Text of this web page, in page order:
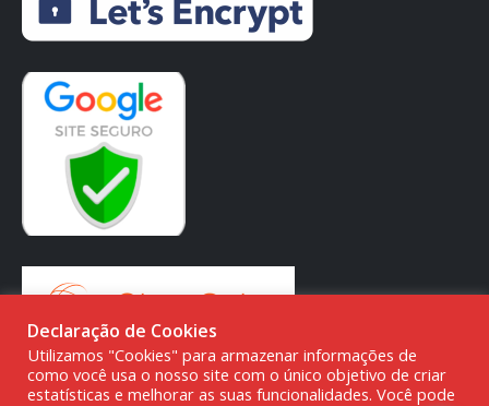
Declaração de Cookies
Utilizamos "Cookies" para armazenar informações de
como você usa o nosso site com o único objetivo de criar
estatísticas e melhorar as suas funcionalidades. Você pode